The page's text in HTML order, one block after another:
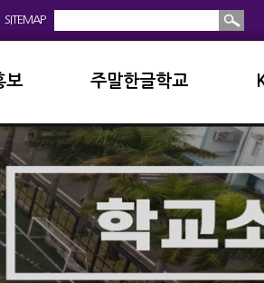
SITEMAP
보
상
도학교
주말한글학교
소개및현황
공지사항
입학안내
학교앨범
서식자료실